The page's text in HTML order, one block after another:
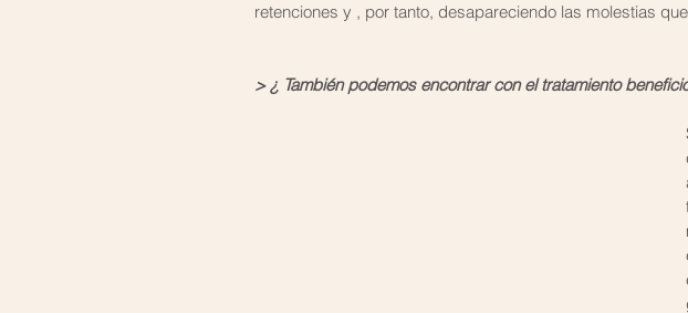
retenciones y , por tanto, desapareciendo las molestias
> ¿ También podemos encontrar con el tratamiento